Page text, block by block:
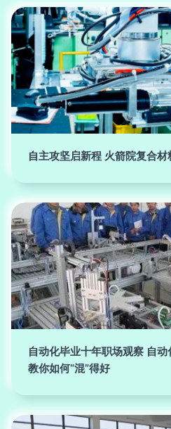
自主攻坚启新程 火箭院复合
自动化毕业十年职场观察 自
教你如何“混”得好